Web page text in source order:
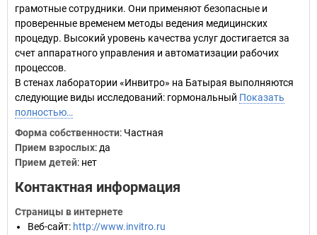
грамотные сотрудники. Они применяют безопасные и
проверенные временем методы ведения медицинских
процедур. Высокий уровень качества услуг достигается за
счет аппаратного управления и автоматизации рабочих
процессов.
В стенах лаборатории «Инвитро» на Батырая выполняются
следующие виды исследований: гормональный Показать
полностью…
Форма собственности: Частная
Прием взрослых: да
Прием детей: нет
Контактная информация
Страницы в интернете
Веб-сайт: http://www.invitro.ru